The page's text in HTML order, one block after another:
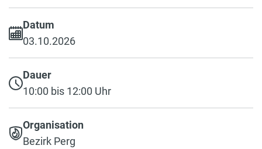
Datum
03.10.2026
Dauer
10:00 bis 12:00 Uhr
Organisation
Bezirk Perg